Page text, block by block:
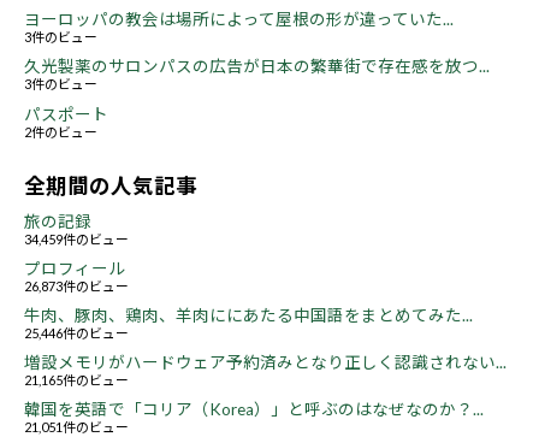
ヨーロッパの教会は場所によって屋根の形が違っていた...
3件のビュー
久光製薬のサロンパスの広告が日本の繁華街で存在感を放つ...
3件のビュー
パスポート
2件のビュー
全期間の人気記事
旅の記録
34,459件のビュー
プロフィール
26,873件のビュー
牛肉、豚肉、鶏肉、羊肉ににあたる中国語をまとめてみた...
25,446件のビュー
増設メモリがハードウェア予約済みとなり正しく認識されない...
21,165件のビュー
韓国を英語で「コリア（Korea）」と呼ぶのはなぜなのか？...
21,051件のビュー